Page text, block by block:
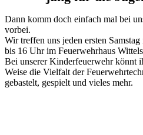
Dann komm doch einfach mal bei
vorbei.
Wir treffen uns jeden ersten
bis 16 Uhr im Feuerwehrhaus
Bei unserer Kinderfeuerwehr könnt
Weise die Vielfalt der
gebastelt, gespielt und vieles mehr.